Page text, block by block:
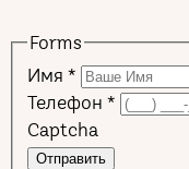
Forms
Имя *
Телефон *
Captcha
Отправить